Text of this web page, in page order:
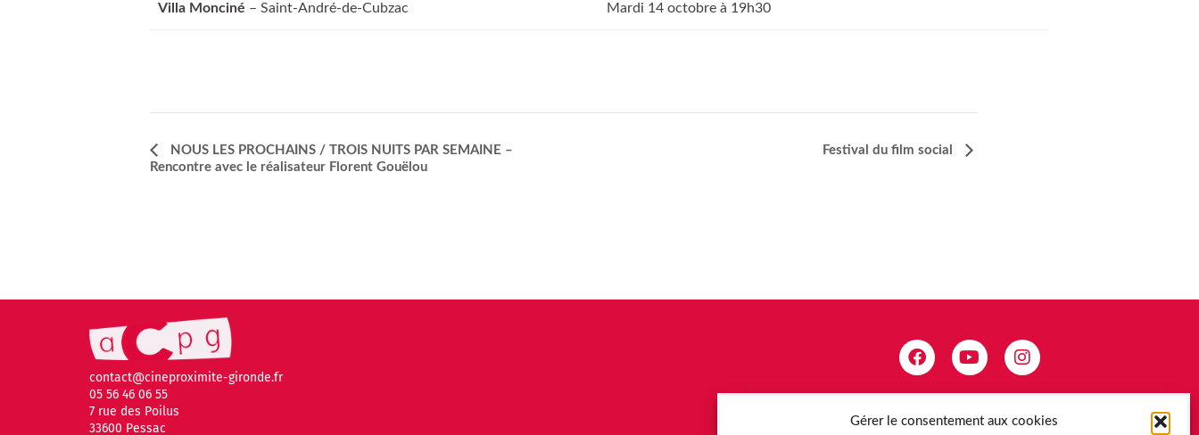
Gérer le consentement aux cookies
Villa Monciné – Saint-André-de-Cubzac Mardi 14 octobre à 19h30
Navigation
NOUS LES PROCHAINS / TROIS NUITS PAR SEMAINE –
Rencontre avec le réalisateur Florent Gouëlou
Festival du film social
contact@cineproximite-gironde.fr
05 56 46 06 55
7 rue des Poilus
33600 Pessac